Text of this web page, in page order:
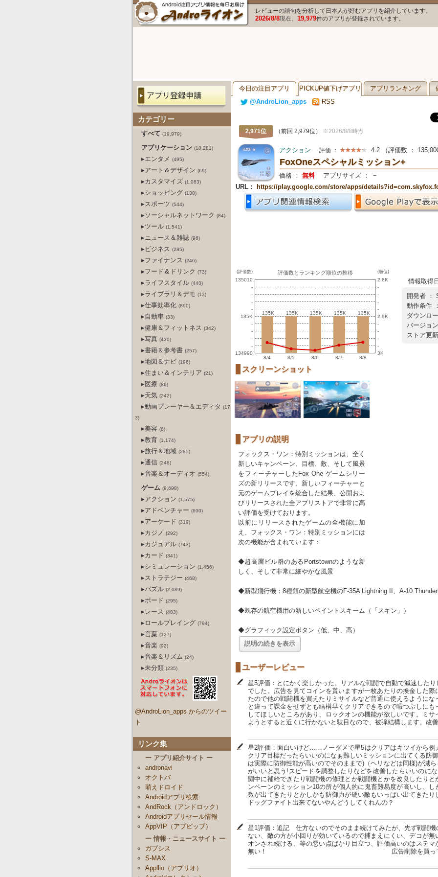
レビューの語句を分析して日本人が好むアプリを紹介しています。
2026/8/8現在、 19,979件のアプリが登録されています。
今日の注目アプリ PICKUP値下げアプリ アプリランキング
@AndroLion_apps
RSS
カテゴリー
すべて (19,979)
アプリケーション (10,281)
▸エンタメ (495)
▸アート＆デザイン (69)
▸カスタマイズ (1,083)
▸ショッピング (138)
▸スポーツ (544)
▸ソーシャルネットワーク (84)
▸ツール (1,541)
▸ニュース＆雑誌 (96)
▸ビジネス (285)
▸ファイナンス (246)
▸フード＆ドリンク (73)
▸ライフスタイル (440)
▸ライブラリ＆デモ (13)
▸仕事効率化 (890)
▸自動車 (33)
▸健康＆フィットネス (342)
▸写真 (430)
▸書籍＆参考書 (257)
▸地図＆ナビ (196)
▸住まい＆インテリア (21)
▸医療 (86)
▸天気 (242)
▸動画プレーヤー＆エディタ (17
3)
▸美容 (8)
▸教育 (1,174)
▸旅行＆地域 (285)
▸通信 (248)
▸音楽＆オーディオ (554)
ゲーム (9,698)
▸アクション (1,575)
▸アドベンチャー (600)
▸アーケード (319)
▸カジノ (292)
▸カジュアル (743)
▸カード (341)
▸シミュレーション (1,456)
▸ストラテジー (468)
▸パズル (2,089)
▸ボード (295)
▸レース (483)
▸ロールプレイング (794)
▸言葉 (127)
▸音楽 (92)
▸音楽＆リズム (24)
▸未分類 (235)
@AndroLion_apps からのツイー
ト
リンク集
ー アプリ紹介サイト ー
andronavi
オクトバ
萌えドロイド
Androidアプリ検索
AndRock（アンドロック）
Androidアプリセール情報
AppVIP（アプビップ）
ー 情報・ニュースサイト ー
ガプシス
S-MAX
Appllio（アプリオ）
2,971位 （前回 2,979位） ※2026/8/8時点
アクション 評価 ： 4.2 （評価数 ：
FoxOneスペシャルミッション+
価格 ： 無料 アプリサイズ ：
－
URL：
https://play.google.com/store/apps/
(評価数)
135010
-
-
-
-
135K
-
-
-
-
134990
評価数とランキング順位の推移
135K
135K 135K
135K 135K
135K 135K
135K 135K
135K
8/4 8/5 8/6 8/7 8/8
(順位)
2.8K
-
-
-
-
2.9K
-
-
-
-
3K
情報取得
開発者 ：
動作条件
ダウンロ
バージョ
ストア更
スクリーンショット
アプリの説明
フォックス・ワン：特別ミッションは、全く
新しいキャンペーン、目標、敵、そして風景
をフィーチャーしたFox One ゲームシリー
ズの新リリースです。新しいフィーチャーと
元のゲームプレイを統合した結果、公開およ
びリリースされた全アプリストアで非常に高
い評価を受けております。
以前にリリースされたゲームの全機能に加
え、フォックス・ワン：特別ミッションには
次の機能が含まれています：
◆超高層ビル群のあるPortstownのような新
しく、そして非常に細やかな風景
◆新型飛行機：8種類の新型航空機のF-35A Lightning II、A-10
◆既存の航空機用の新しいペイントスキーム（「スキン」）
◆グラフィック設定ボタン（低、中、高）
説明の続きを表示
ユーザーレビュー
星5評価：とにかく楽しかった。リアルな戦闘で自動で減速した
でした。広告を見てコインを貰いますが一枚あたりの換金した
たので他の戦闘機を買えたりミサイルなど普通に使えるように
と違って課金をせずとも結構早くクリアできるので暇つぶしに
してほしいところがあり、ロックオンの機能が欲しいです。ミ
ようとすると近くに行かないと駄目なので、被弾結構します。改
星2評価：面白いけど……ノーダメで星5はクリアはキツイから例
クリア目標だったらいいのになぁ難しいミッションに出てくる防
は実際に防御性能が高いのでそのままで)（ヘリなどは同様)が減
がいいと思う!スピードを調整したりなどを改善したらいいのに
闘中に補給できたり戦闘機の修理とか戦闘機とかを改良したり
ンペーンのミッション10の所が個人的に鬼畜難易度が高いし、
数が出てきたりとかしかも防御力が硬い敵もいっぱい出てきた
ドッグファイト出来てないやんどうしてくれんの？
星1評価：追記 仕方ないのでそのまま続けてみたが、先ず戦闘機
ない、敵の方が小回りが効いているので捕まえにくい、デコが
オンされ続ける、等の悪い点ばかり目立つ、評価高いのはステ
無い！ 広告削除を買っても、何も